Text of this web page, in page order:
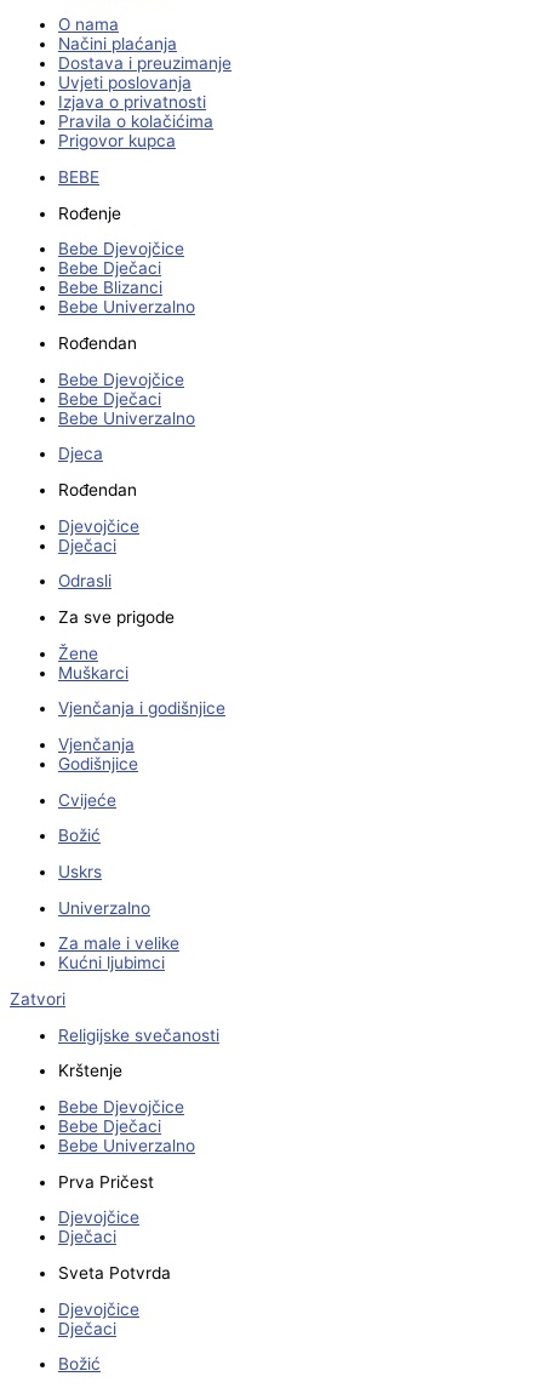
O nama
Načini plaćanja
Dostava i preuzimanje
Uvjeti poslovanja
Izjava o privatnosti
Pravila o kolačićima
Prigovor kupca
BEBE
Rođenje
Bebe Djevojčice
Bebe Dječaci
Bebe Blizanci
Bebe Univerzalno
Rođendan
Bebe Djevojčice
Bebe Dječaci
Bebe Univerzalno
Djeca
Rođendan
Djevojčice
Dječaci
Odrasli
Za sve prigode
Žene
Muškarci
Vjenčanja i godišnjice
Vjenčanja
Godišnjice
Cvijeće
Božić
Uskrs
Univerzalno
Za male i velike
Kućni ljubimci
Zatvori
Religijske svečanosti
Krštenje
Bebe Djevojčice
Bebe Dječaci
Bebe Univerzalno
Prva Pričest
Djevojčice
Dječaci
Sveta Potvrda
Djevojčice
Dječaci
Božić